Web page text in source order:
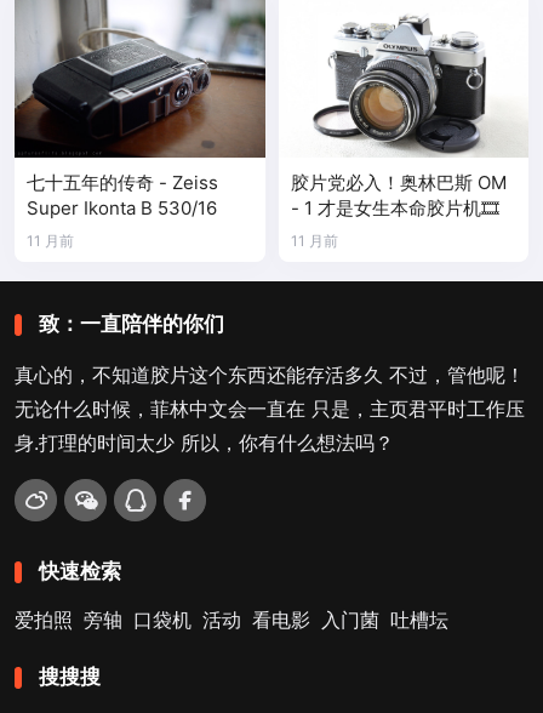
七十五年的传奇 - Zeiss
Super Ikonta B 530/16
11 月前
胶片党必入！奥林巴斯 OM
- 1 才是女生本命胶片机🎞️
11 月前
致：一直陪伴的你们
真心的，不知道胶片这个东西还能存活多久 不过，管他呢！
无论什么时候，菲林中文会一直在 只是，主页君平时工作压
身.打理的时间太少 所以，你有什么想法吗？
快速检索
爱拍照 旁轴 口袋机 活动 看电影 入门菌 吐槽坛
搜搜搜